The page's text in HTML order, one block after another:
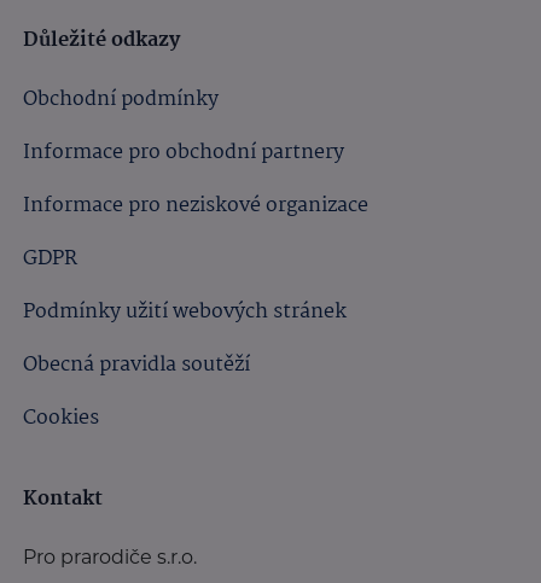
Důležité odkazy
Obchodní podmínky
Informace pro obchodní partnery
Informace pro neziskové organizace
GDPR
Podmínky užití webových stránek
Obecná pravidla soutěží
Cookies
Kontakt
Pro prarodiče s.r.o.